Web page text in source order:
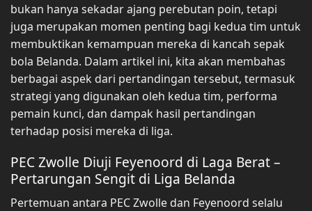
bukan hanya sekadar ajang perebutan poin, tetapi
juga merupakan momen penting bagi kedua tim untuk
membuktikan kemampuan mereka di kancah sepak
bola Belanda. Dalam artikel ini, kita akan membahas
berbagai aspek dari pertandingan tersebut, termasuk
strategi yang digunakan oleh kedua tim, performa
pemain kunci, dan dampak hasil pertandingan
terhadap posisi mereka di liga.
PEC Zwolle Diuji Feyenoord di Laga Berat –
Pertarungan Sengit di Liga Belanda
Pertemuan antara PEC Zwolle dan Feyenoord selalu